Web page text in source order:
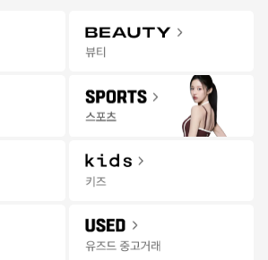
추천
세일 발매
양한 혜택과 코디 팁을 받아보세요!